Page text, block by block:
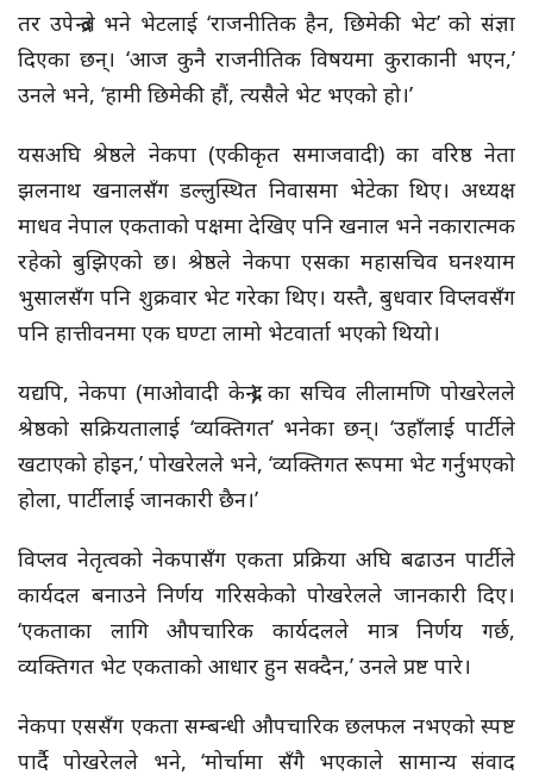
तर उपेन्द्रले भने भेटलाई ‘राजनीतिक हैन, छिमेकी भेट’ को संज्ञा
दिएका छन्। ‘आज कुनै राजनीतिक विषयमा कुराकानी भएन,’
उनले भने, ‘हामी छिमेकी हौं, त्यसैले भेट भएको हो।’
यसअघि श्रेष्ठले नेकपा (एकीकृत समाजवादी) का वरिष्ठ नेता
झलनाथ खनालसँग डल्लुस्थित निवासमा भेटेका थिए। अध्यक्ष
माधव नेपाल एकताको पक्षमा देखिए पनि खनाल भने नकारात्मक
रहेको बुझिएको छ। श्रेष्ठले नेकपा एसका महासचिव घनश्याम
भुसालसँग पनि शुक्रवार भेट गरेका थिए। यस्तै, बुधवार विप्लवसँग
पनि हात्तीवनमा एक घण्टा लामो भेटवार्ता भएको थियो।
यद्यपि, नेकपा (माओवादी केन्द्र) का सचिव लीलामणि पोखरेलले
श्रेष्ठको सक्रियतालाई ‘व्यक्तिगत’ भनेका छन्। ‘उहाँलाई पार्टीले
खटाएको होइन,’ पोखरेलले भने, ‘व्यक्तिगत रूपमा भेट गर्नुभएको
होला, पार्टीलाई जानकारी छैन।’
विप्लव नेतृत्वको नेकपासँग एकता प्रक्रिया अघि बढाउन पार्टीले
कार्यदल बनाउने निर्णय गरिसकेको पोखरेलले जानकारी दिए।
‘एकताका लागि औपचारिक कार्यदलले मात्र निर्णय गर्छ,
व्यक्तिगत भेट एकताको आधार हुन सक्दैन,’ उनले प्रष्ट पारे।
नेकपा एससँग एकता सम्बन्धी औपचारिक छलफल नभएको स्पष्ट
पार्दै पोखरेलले भने, ‘मोर्चामा सँगै भएकाले सामान्य संवाद